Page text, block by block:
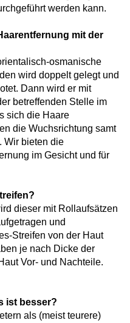
werden kann.
mit der
osmanische
wird doppelt gelegt und
Dann wird er mit
betreffenden Stelle im
sich die Haare
die Wuchsrichtung samt
Wir bieten die
im Gesicht und für
dieser mit Rollaufsätzen
und
Streifen von der Haut
je nach Dicke der
Vor- und Nachteile.
ist besser?
als (meist teurere)